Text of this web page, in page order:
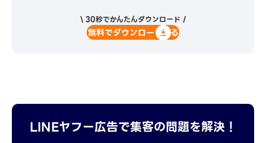
\ 30秒でかんたんダウンロード /
無料でダウンロードする
LINEヤフー広告で集客の問題を解決！